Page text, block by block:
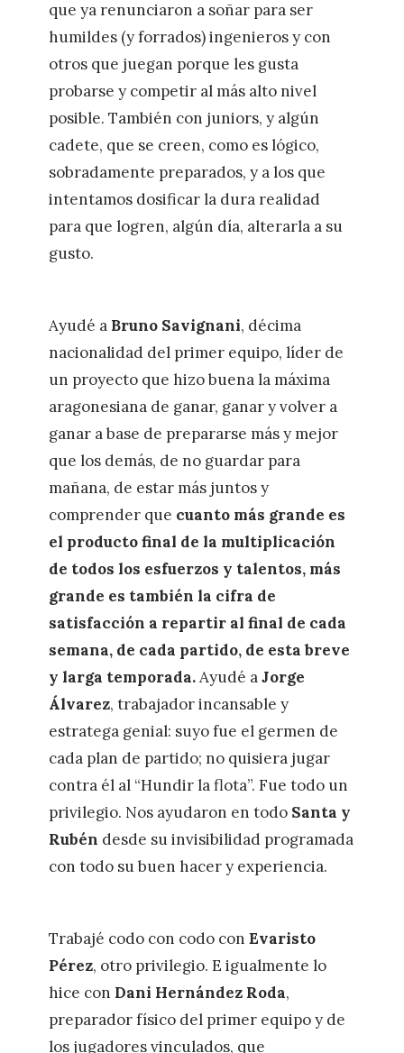
que ya renunciaron a soñar para ser
humildes (y forrados) ingenieros y con
otros que juegan porque les gusta
probarse y competir al más alto nivel
posible. También con juniors, y algún
cadete, que se creen, como es lógico,
sobradamente preparados, y a los que
intentamos dosificar la dura realidad
para que logren, algún día, alterarla a su
gusto.
Ayudé a Bruno Savignani, décima
nacionalidad del primer equipo, líder de
un proyecto que hizo buena la máxima
aragonesiana de ganar, ganar y volver a
ganar a base de prepararse más y mejor
que los demás, de no guardar para
mañana, de estar más juntos y
comprender que cuanto más grande es
el producto final de la multiplicación
de todos los esfuerzos y talentos, más
grande es también la cifra de
satisfacción a repartir al final de cada
semana, de cada partido, de esta breve
y larga temporada.Ayudé aJorge
Álvarez, trabajador incansable y
estratega genial: suyo fue el germen de
cada plan de partido; no quisiera jugar
contra él al “Hundir la flota”. Fue todo un
privilegio. Nos ayudaron en todo Santa y
Rubén desde su invisibilidad programada
con todo su buen hacer y experiencia.
Trabajé codo con codo con Evaristo
Pérez, otro privilegio. E igualmente lo
hice con Dani Hernández Roda,
preparador físico del primer equipo y de
los jugadores vinculados, que